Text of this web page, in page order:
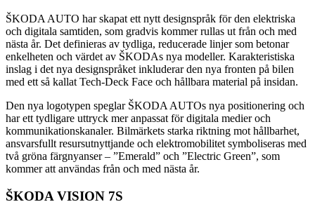
ŠKODA AUTO har skapat ett nytt designspråk för den elektriska
och digitala samtiden, som gradvis kommer rullas ut från och med
nästa år. Det definieras av tydliga, reducerade linjer som betonar
enkelheten och värdet av ŠKODAs nya modeller. Karakteristiska
inslag i det nya designspråket inkluderar den nya fronten på bilen
med ett så kallat Tech-Deck Face och hållbara material på insidan.
Den nya logotypen speglar ŠKODA AUTOs nya positionering och
har ett tydligare uttryck mer anpassat för digitala medier och
kommunikationskanaler. Bilmärkets starka riktning mot hållbarhet,
ansvarsfullt resursutnyttjande och elektromobilitet symboliseras med
två gröna färgnyanser – ”Emerald” och ”Electric Green”, som
kommer att användas från och med nästa år.
ŠKODA VISION 7S